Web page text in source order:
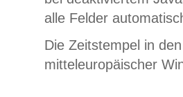
alle Felder
Die Zeitstempel in
mitteleuropäischer